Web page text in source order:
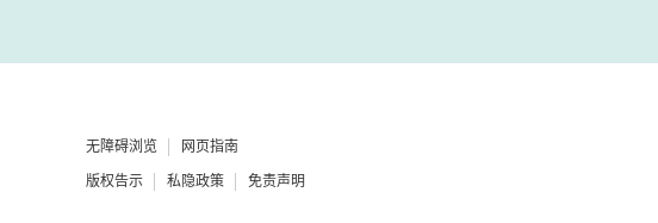
无障碍浏览 网页指南
版权告示 私隐政策 免责声明